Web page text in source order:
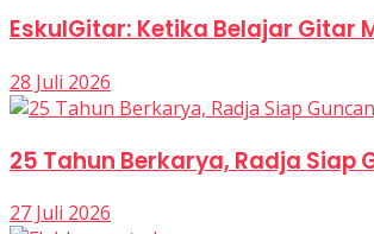
EskulGitar: Ketika Belajar Gitar
28 Juli 2026
25 Tahun Berkarya, Radja Siap
27 Juli 2026